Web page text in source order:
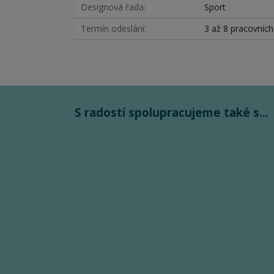
Designová řada
Sport
Termín odeslání
3 až 8
S radostí spolupracujeme také s...